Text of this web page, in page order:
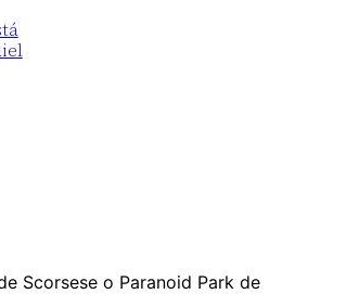
Scorsese o Paranoid Park de